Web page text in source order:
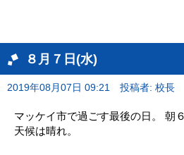
８月７日(水)
2019年08月07日 09:21 投稿者: 校長
マッケイ市で過ごす最後の日。 朝
天候は晴れ。